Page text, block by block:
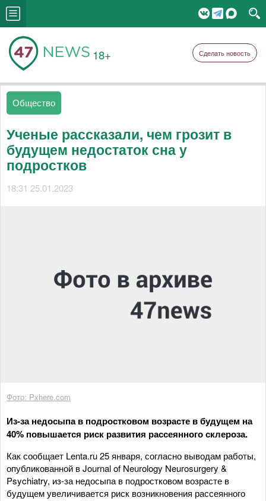
18+ Сделать новость
Общество
Ученые рассказали, чем грозит в
будущем недостаток сна у
подростков
18:31 25.01.2023
Фото: Pxhere.com
Из-за недосыпа в подростковом возрасте в будущем на
40% повышается риск развития рассеянного склероза.
Как сообщает Lenta.ru 25 января, согласно выводам работы,
опубликованной в Journal of Neurology Neurosurgery &
Psychiatry, из-за недосыпа в подростковом возрасте в
будущем увеличивается риск возникновения рассеянного